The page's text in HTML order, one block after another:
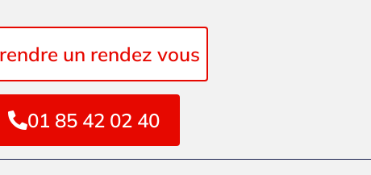
un rendez vous
01 85 42 02 40